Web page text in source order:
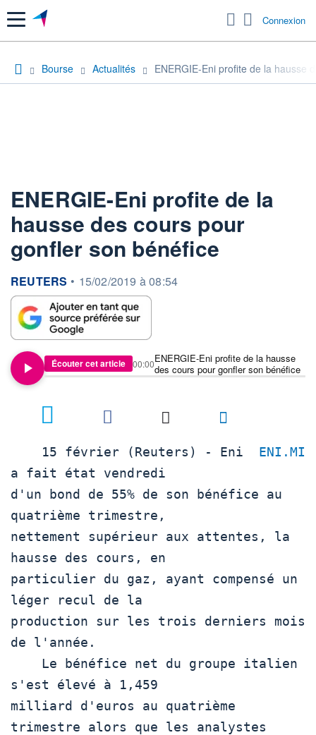
Menu Connexion
Bourse Actualités ENERGIE-Eni profite de la hausse
ENERGIE-Eni profite de la
hausse des cours pour
gonfler son bénéfice
information fournie par
REUTERS • 15/02/2019 à 08:54
Écouter cet article
ENERGIE-Eni profite de la hausse
des cours pour gonfler son bénéfice
00:00
    15 février (Reuters) - Eni
ENI.MI
a fait état vendredi
d'un bond de 55% de son bénéfice au
quatrième trimestre,
nettement supérieur aux attentes, la
hausse des cours, en
particulier du gaz, ayant compensé un
léger recul de la
production sur les trois derniers mois
de l'année.
s'est élevé à 1,459
milliard d'euros au quatrième
trimestre alors que les analystes